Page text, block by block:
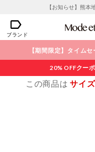
【お知らせ】熊本
ブランド
【期間限定】タイム
20% OFFクー
この商品はサイ